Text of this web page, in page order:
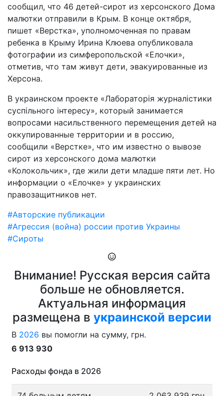
сообщил, что 46 детей-сирот из херсонского Дома
малютки отправили в Крым. В конце октября,
пишет «Верстка», уполномоченная по правам
ребенка в Крыму Ирина Клюева опубликовала
фотографии из симферопольской «Елочки»,
отметив, что там живут дети, эвакуированные из
Херсона.
В украинском проекте «Лабораторія журналістики
суспільного інтересу», который занимается
вопросами насильственного перемещения детей на
оккупированные территории и в россию,
сообщили «Верстке», что им известно о вывозе
сирот из херсонского дома малютки
«Колокольчик», где жили дети младше пяти лет. Но
информации о «Елочке» у украинских
правозащитников нет.
#Авторские публикации
#Агрессия (война) россии против Украины
#Сироты
Внимание! Русская версия сайта
больше не обновляется.
Актуальная информация
размещена в украинской версии
В 2026 вы помогли на сумму, грн.
6 913 930
Расходы фонда в 2026